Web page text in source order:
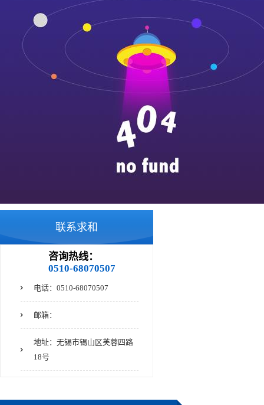
跟此产品相关的产品
推荐产品
304不锈钢
联系求和
咨询热线：
0510-68070507
电话：0510-68070507
邮箱：
地址：无锡市锡山区芙蓉四路
18号